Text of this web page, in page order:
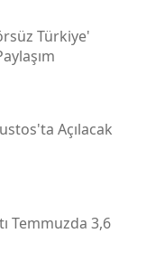
Türkiye'
Açılacak
Temmuzda 3,6